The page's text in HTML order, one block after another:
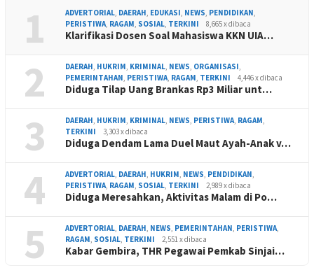
1 ADVERTORIAL DAERAH EDUKASI NEWS PENDIDIKAN
PERISTIWA RAGAM SOSIAL TERKINI 8,665 x dibaca
Klarifikasi Dosen Soal Mahasiswa KKN UIA…
2 DAERAH HUKRIM KRIMINAL NEWS ORGANISASI
PEMERINTAHAN PERISTIWA RAGAM TERKINI 4,446 x dibaca
Diduga Tilap Uang Brankas Rp3 Miliar unt…
3 DAERAH HUKRIM KRIMINAL NEWS PERISTIWA RAGAM
TERKINI
3,303 x dibaca
Diduga Dendam Lama Duel Maut Ayah-Anak v…
4 ADVERTORIAL DAERAH HUKRIM NEWS PENDIDIKAN
PERISTIWA RAGAM SOSIAL TERKINI 2,989 x dibaca
Diduga Meresahkan, Aktivitas Malam di Po…
5 ADVERTORIAL DAERAH NEWS PEMERINTAHAN PERISTIWA
RAGAM SOSIAL TERKINI 2,551 x dibaca
Kabar Gembira, THR Pegawai Pemkab Sinjai…